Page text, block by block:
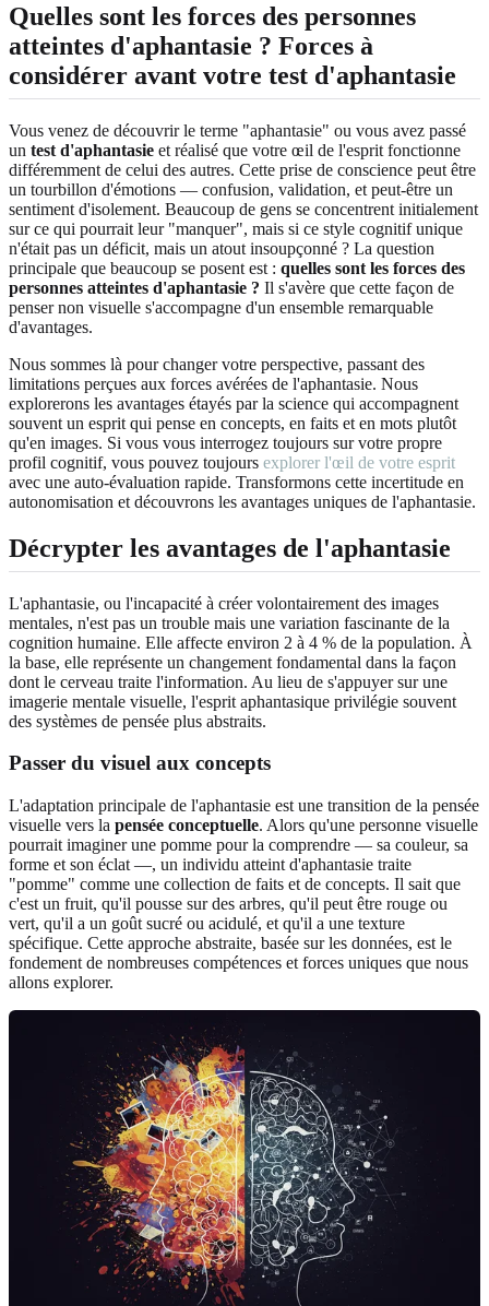
Quelles sont les forces des personnes
atteintes d'aphantasie ? Forces à
considérer avant votre test d'aphantasie
Vous venez de découvrir le terme "aphantasie" ou vous avez passé
un test d'aphantasie et réalisé que votre œil de l'esprit fonctionne
différemment de celui des autres. Cette prise de conscience peut être
un tourbillon d'émotions — confusion, validation, et peut-être un
sentiment d'isolement. Beaucoup de gens se concentrent initialement
sur ce qui pourrait leur "manquer", mais si ce style cognitif unique
n'était pas un déficit, mais un atout insoupçonné ? La question
principale que beaucoup se posent est : quelles sont les forces des
personnes atteintes d'aphantasie ? Il s'avère que cette façon de
penser non visuelle s'accompagne d'un ensemble remarquable
d'avantages.
Nous sommes là pour changer votre perspective, passant des
limitations perçues aux forces avérées de l'aphantasie. Nous
explorerons les avantages étayés par la science qui accompagnent
souvent un esprit qui pense en concepts, en faits et en mots plutôt
qu'en images. Si vous vous interrogez toujours sur votre propre
profil cognitif, vous pouvez toujours explorer l'œil de votre esprit
avec une auto-évaluation rapide. Transformons cette incertitude en
autonomisation et découvrons les avantages uniques de l'aphantasie.
Décrypter les avantages de l'aphantasie
L'aphantasie, ou l'incapacité à créer volontairement des images
mentales, n'est pas un trouble mais une variation fascinante de la
cognition humaine. Elle affecte environ 2 à 4 % de la population. À
la base, elle représente un changement fondamental dans la façon
dont le cerveau traite l'information. Au lieu de s'appuyer sur une
imagerie mentale visuelle, l'esprit aphantasique privilégie souvent
des systèmes de pensée plus abstraits.
Passer du visuel aux concepts
L'adaptation principale de l'aphantasie est une transition de la pensée
visuelle vers la pensée conceptuelle. Alors qu'une personne visuelle
pourrait imaginer une pomme pour la comprendre — sa couleur, sa
forme et son éclat —, un individu atteint d'aphantasie traite
"pomme" comme une collection de faits et de concepts. Il sait que
c'est un fruit, qu'il pousse sur des arbres, qu'il peut être rouge ou
vert, qu'il a un goût sucré ou acidulé, et qu'il a une texture
spécifique. Cette approche abstraite, basée sur les données, est le
fondement de nombreuses compétences et forces uniques que nous
allons explorer.